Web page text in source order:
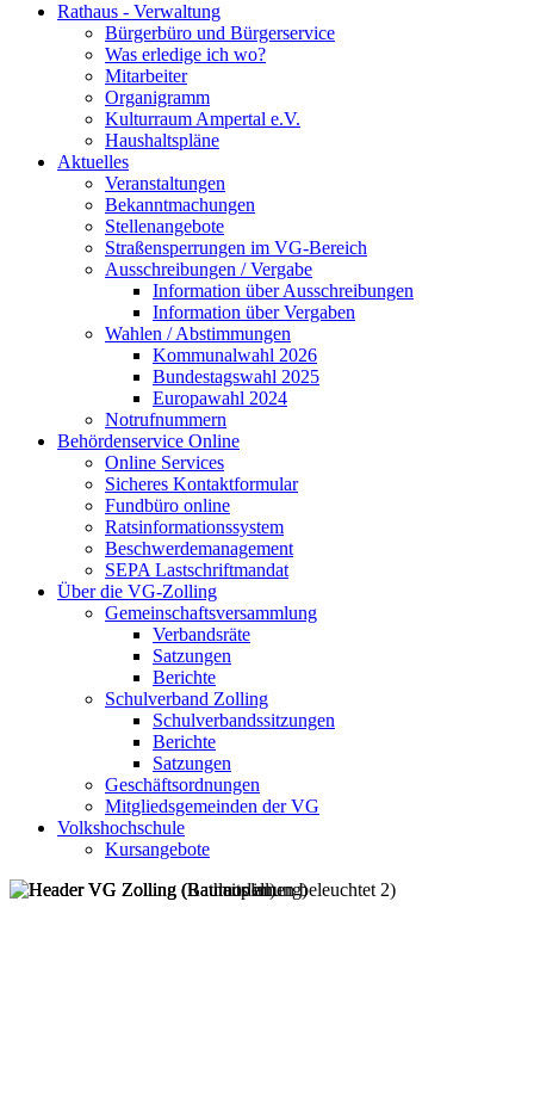
Rathaus - Verwaltung
Bürgerbüro und Bürgerservice
Was erledige ich wo?
Mitarbeiter
Organigramm
Kulturraum Ampertal e.V.
Haushaltspläne
Aktuelles
Veranstaltungen
Bekanntmachungen
Stellenangebote
Straßensperrungen im VG-Bereich
Ausschreibungen / Vergabe
Information über Ausschreibungen
Information über Vergaben
Wahlen / Abstimmungen
Kommunalwahl 2026
Bundestagswahl 2025
Europawahl 2024
Notrufnummern
Behördenservice Online
Online Services
Sicheres Kontaktformular
Fundbüro online
Ratsinformationssystem
Beschwerdemanagement
SEPA Lastschriftmandat
Über die VG-Zolling
Gemeinschaftsversammlung
Verbandsräte
Satzungen
Berichte
Schulverband Zolling
Schulverbandssitzungen
Berichte
Satzungen
Geschäftsordnungen
Mitgliedsgemeinden der VG
Volkshochschule
Kursangebote